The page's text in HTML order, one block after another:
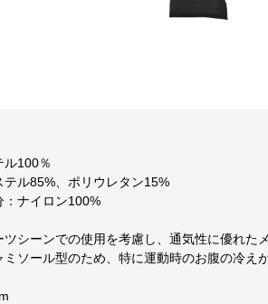
ル100％
テル85%、ポリウレタン15%
：ナイロン100%
シーンでの使用を考慮し、通気性に優れた
ソール型のため、特に運動時のお腹の冷え